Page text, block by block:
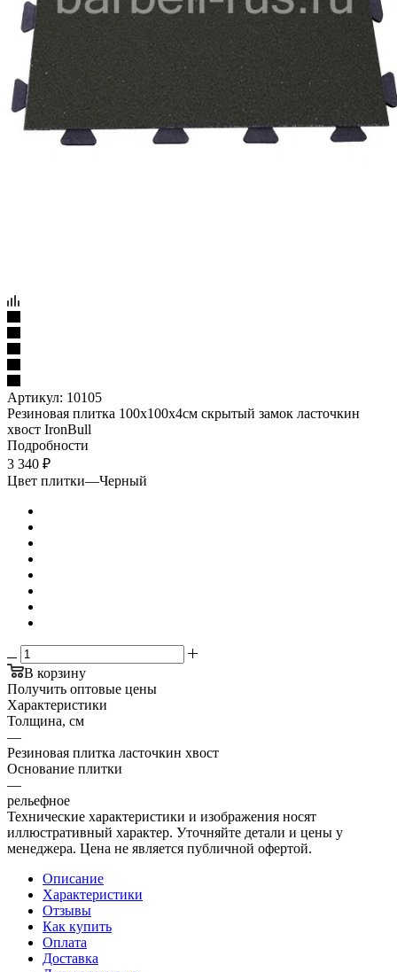
Артикул: 10105
Резиновая плитка 100х100х4см скрытый замок ласточкин
хвост IronBull
Подробности
3 340 ₽
Цвет плитки—Черный
В корзину
Получить оптовые цены
Характеристики
Толщина, см
—
Резиновая плитка ласточкин хвост
Основание плитки
—
рельефное
Технические характеристики и изображения носят
иллюстративный характер. Уточняйте детали и цены у
менеджера. Цена не является публичной офертой.
Описание
Характеристики
Отзывы
Как купить
Оплата
Доставка